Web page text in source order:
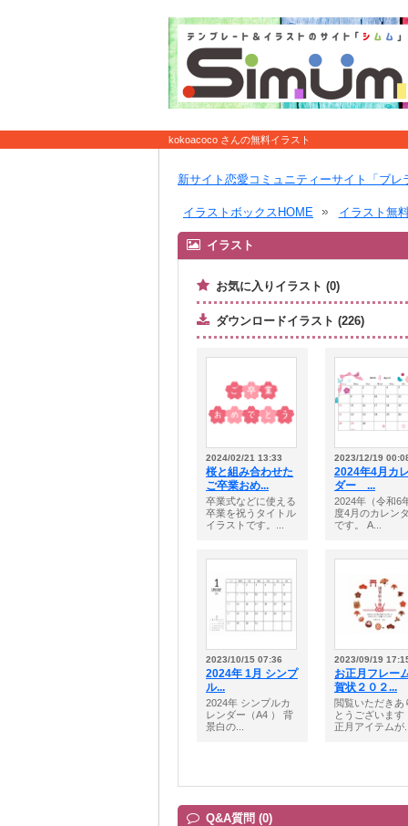
kokoacoco さんの無料イラスト
新サイト恋愛コミュニティーサイト「ブレ
イラストボックスHOME イラスト無
イラスト
お気に入りイラスト (0)
ダウンロードイラスト (226)
2024/02/21 13:33
桜と組み合わせた
ご卒業おめ...
卒業式などに使える
卒業を祝うタイトル
イラストです。...
2023/12/19
2024年4月カ
ダー ...
2024年（令和6
度4月のカレン
です。 A...
2023/10/15 07:36
2024年 1月 シンプ
ル...
2024年 シンプルカ
レンダー（A4 ） 背
景白の...
2023/09/19
お正月フレー
賀状２０２...
閲覧いただきあ
とうございます
正月アイテムが
Q&A質問 (0)